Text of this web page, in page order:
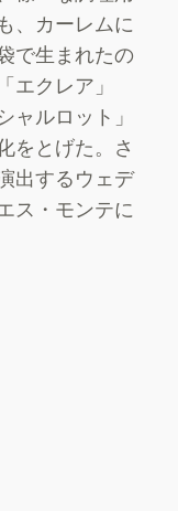
、カーレムに
で生まれたの
エクレア」
ャルロット」
をとげた。さ
出するウェデ
ス・モンテに